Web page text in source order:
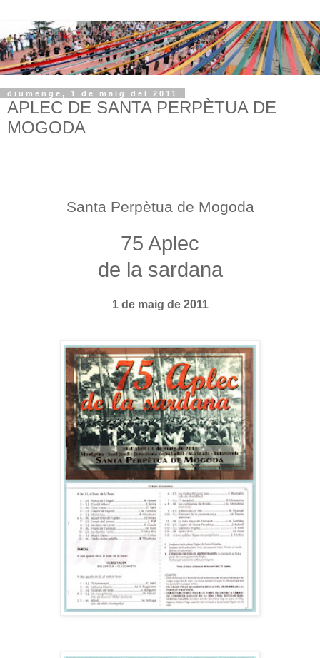
diumenge, 1 de maig del 2011
APLEC DE SANTA PERPÈTUA DE
MOGODA
Santa Perpètua de Mogoda
75 Aplec
de la sardana
1 de maig de 2011